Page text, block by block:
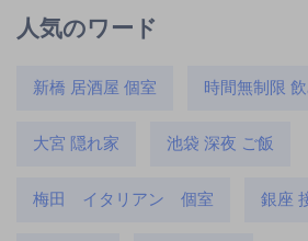
人気のワード
新橋 居酒屋 個室 時間無制限
大宮 隠れ家 池袋 深夜 ご飯
梅田 イタリアン 個室 銀座